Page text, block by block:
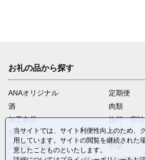
お礼の品から探す
ANAオリジナル
定期便
酒
肉類
加工食品
旅行・宿
魚介類
麺類
日用品・雑貨
野菜
当サイトでは、サイト利便性向上のため、
用しています。サイトの閲覧を継続された
意したことものといたします。